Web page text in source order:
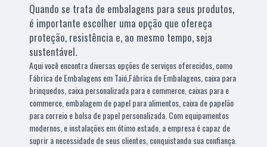
Quando se trata de embalagens para seus produtos,
é importante escolher uma opção que ofereça
proteção, resistência e, ao mesmo tempo, seja
sustentável.
Aqui você encontra diversas opções de serviços oferecidos, como
Fábrica de Embalagens em Taió,Fábrica de Embalagens, caixa para
brinquedos, caixa personalizada para e commerce, caixas para e
commerce, embalagem de papel para alimentos, caixa de papelão
para correio e bolsa de papel personalizada. Com equipamentos
modernos, e instalações em ótimo estado, a empresa é capaz de
suprir a necessidade de seus clientes, conquistando sua confiança.